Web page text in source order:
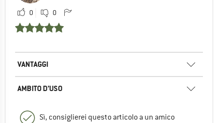
0 0
VANTAGGI
AMBITO D’USO
Sì, consiglierei questo articolo a un amico